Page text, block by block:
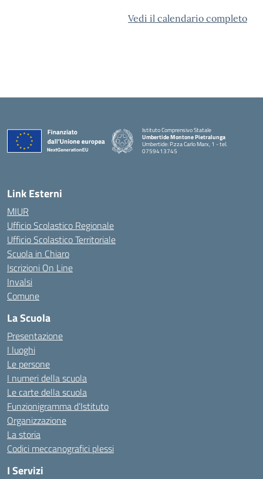
Vedi il calendario completo
Istituto Comprensivo Statale
Umbertide Montone Pietralunga
Umbertide: P.zza Carlo Marx, 1 - tel.
0759413745
Link Esterni
MIUR
Ufficio Scolastico Regionale
Ufficio Scolastico Territoriale
Scuola in Chiaro
Iscrizioni On Line
Invalsi
Comune
La Scuola
Presentazione
I luoghi
Le persone
I numeri della scuola
Le carte della scuola
Funzionigramma d’Istituto
Organizzazione
La storia
Codici meccanografici plessi
I Servizi